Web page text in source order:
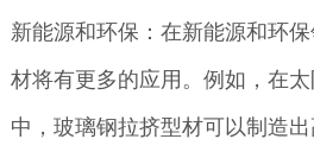
新能源和环保：在新能源和环
材将有更多的应用。例如，在
中，玻璃钢拉挤型材可以制造